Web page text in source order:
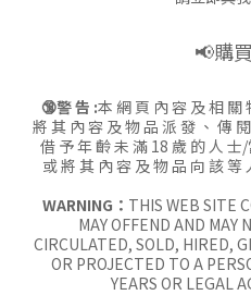
📢購
🔞警 告 :本 網 頁 內 容 及 相 關
將 其 內 容 及 物 品 派 發 、 傳
借 予 年 齡 未 滿 18 歲 的 人 士
或 將 其 內 容 及 物 品 向 該 等
WARNING： THIS WEB SITE
MAY OFFEND AND
CIRCULATED, SOLD, HIRED,
OR PROJECTED TO A
YEARS OR LEGAL